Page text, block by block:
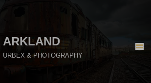
ARKLAND
URBEX & PHOTOGRAPHY